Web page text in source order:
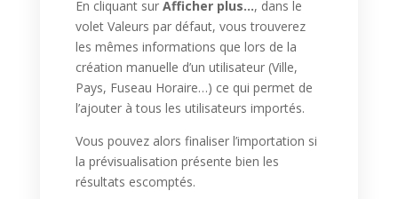
En cliquant sur Afficher plus…, dans le
volet Valeurs par défaut, vous trouverez
les mêmes informations que lors de la
création manuelle d’un utilisateur (Ville,
Pays, Fuseau Horaire…) ce qui permet de
l’ajouter à tous les utilisateurs importés.
Vous pouvez alors finaliser l’importation si
la prévisualisation présente bien les
résultats escomptés.